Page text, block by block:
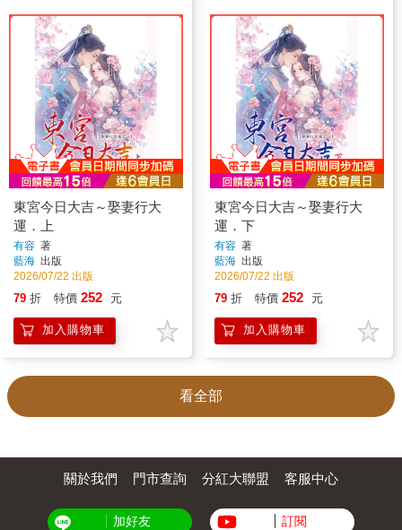
東宮今日大吉～娶妻行大
運．上
有容 著
藍海 出版
2026/07/22 出版
79 折 特價 252 元
加入購物車
東宮今日大吉～娶妻行大
運．下
有容 著
藍海 出版
2026/07/22 出版
79 折 特價 252 元
加入購物車
看全部
關於我們 門市查詢 分紅大聯盟 客服中心
加好友 訂閱